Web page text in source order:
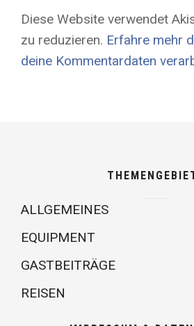
Diese Website verwendet
zu reduzieren. Erfahre mehr
deine Kommentardaten
ALLGEMEINES
EQUIPMENT
GASTBEITRÄGE
REISEN